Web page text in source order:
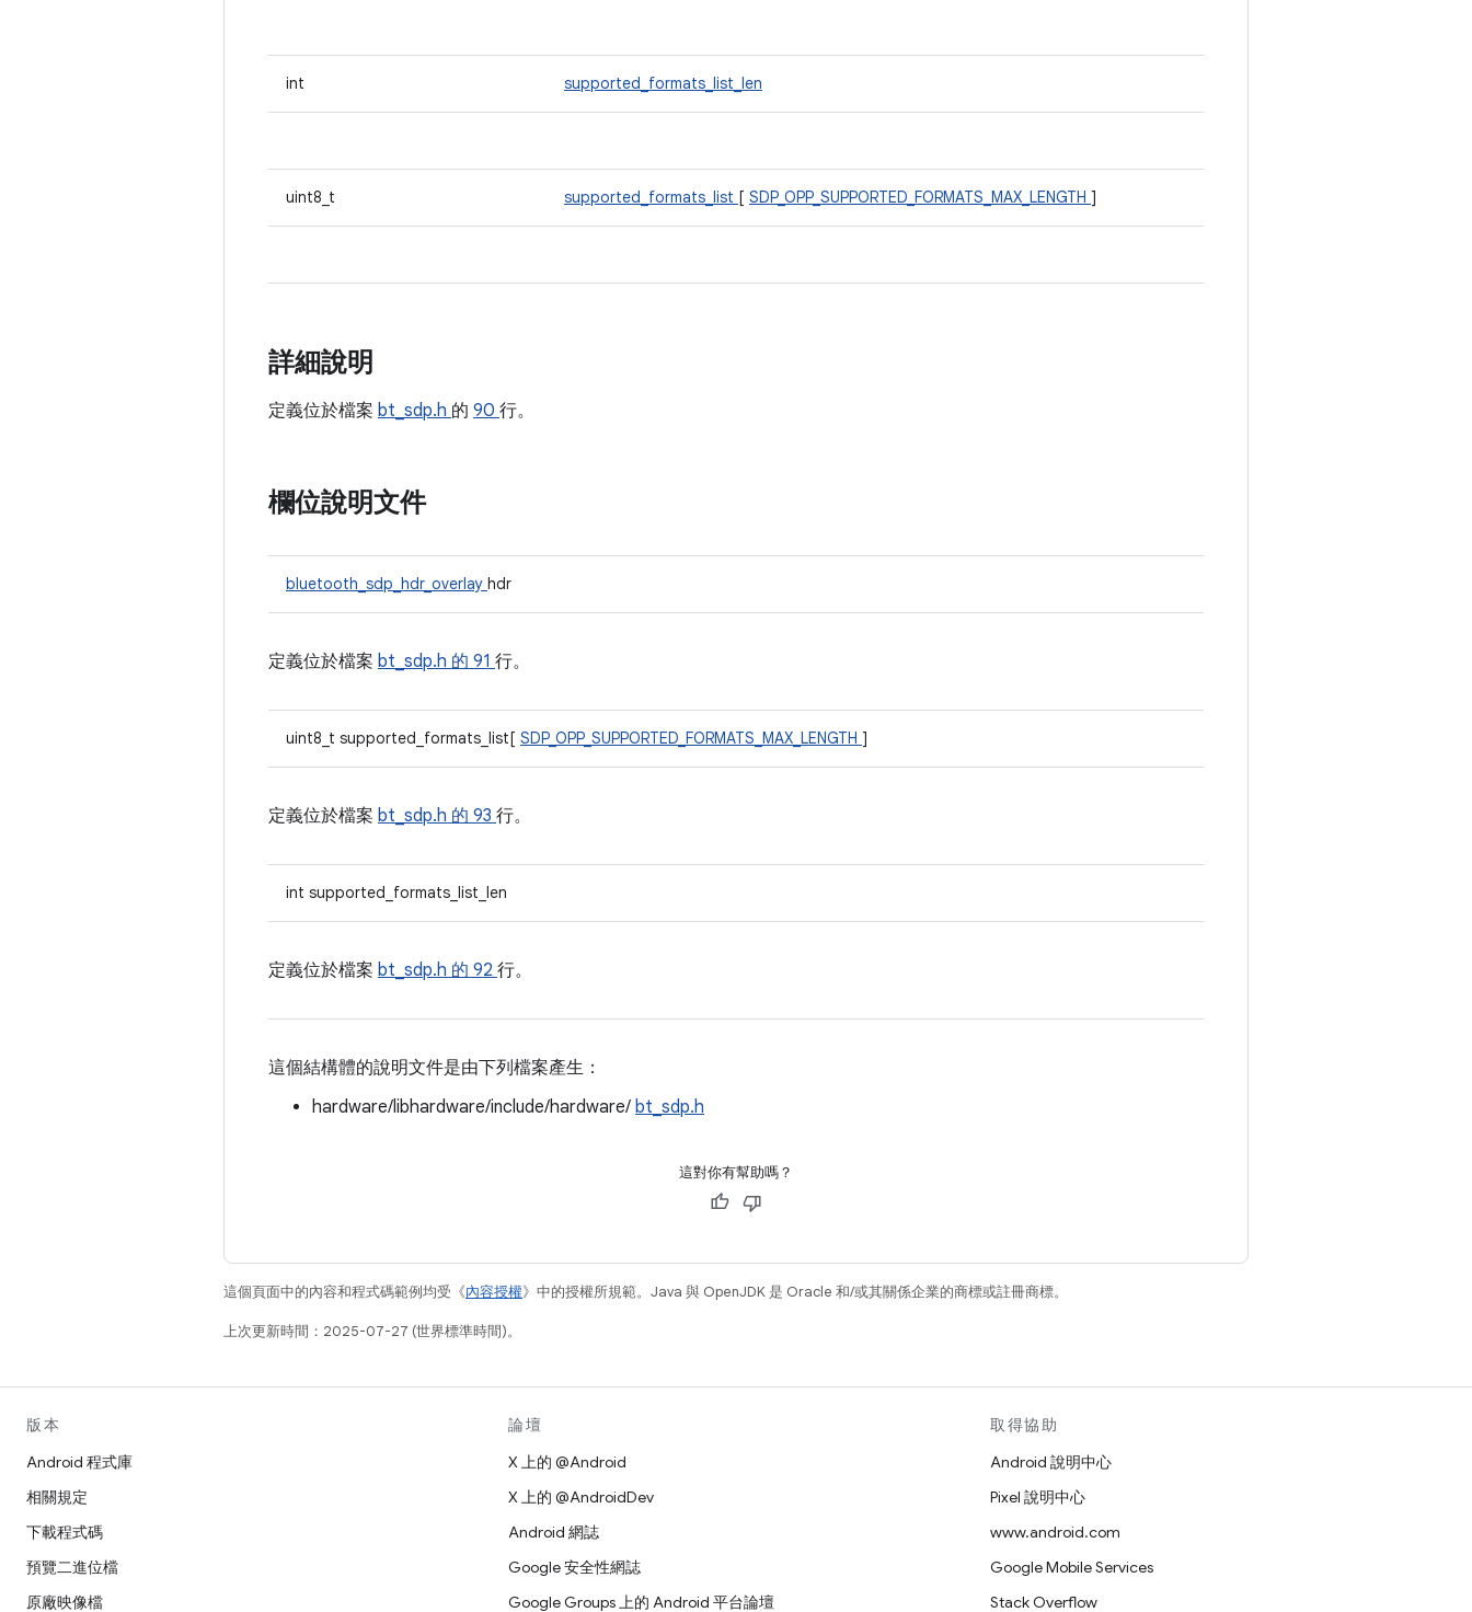
int supported_formats_list_len
uint8_t supported_formats_list [ SDP_OPP_SUPPORTED_FORMATS_MAX_LENGTH ]
詳細說明
定義位於檔案 bt_sdp.h 的 90 行。
欄位說明文件
bluetooth_sdp_hdr_overlay hdr
定義位於檔案 bt_sdp.h 的 91 行。
uint8_t supported_formats_list[ SDP_OPP_SUPPORTED_FORMATS_MAX_LENGTH ]
定義位於檔案 bt_sdp.h 的 93 行。
int supported_formats_list_len
定義位於檔案 bt_sdp.h 的 92 行。
這個結構體的說明文件是由下列檔案產生：
hardware/libhardware/include/hardware/ bt_sdp.h
這對你有幫助嗎？
這個頁面中的內容和程式碼範例均受《內容授權》中的授權所規範。Java 與 OpenJDK 是 Oracle 和/或其關係企業的商標或註冊商標。
上次更新時間：2025-07-27 (世界標準時間)。
版本
Android 程式庫
相關規定
下載程式碼
預覽二進位檔
原廠映像檔
論壇
X 上的 @Android
X 上的 @AndroidDev
Android 網誌
Google 安全性網誌
Google Groups 上的 Android 平台論壇
取得協助
Android 說明中心
Pixel 說明中心
www.android.com
Google Mobile Services
Stack Overflow